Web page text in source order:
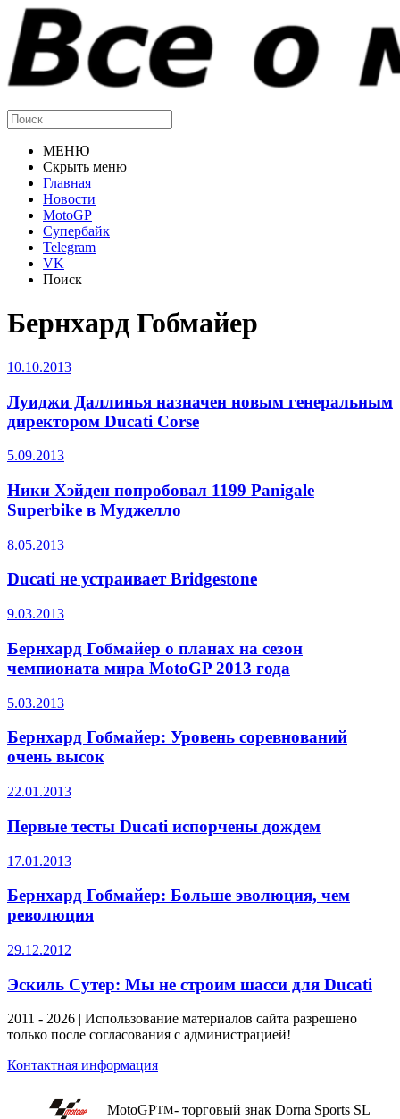
МЕНЮ
Скрыть меню
Главная
Новости
MotoGP
Супербайк
Telegram
VK
Поиск
Бернхард Гобмайер
10.10.2013
Луиджи Даллинья назначен новым генеральным
директором Ducati Corse
5.09.2013
Ники Хэйден попробовал 1199 Panigale
Superbike в Муджелло
8.05.2013
Ducati не устраивает Bridgestone
9.03.2013
Бернхард Гобмайер о планах на сезон
чемпионата мира MotoGP 2013 года
5.03.2013
Бернхард Гобмайер: Уровень соревнований
очень высок
22.01.2013
Первые тесты Ducati испорчены дождем
17.01.2013
Бернхард Гобмайер: Больше эволюция, чем
революция
29.12.2012
Эскиль Сутер: Мы не строим шасси для Ducati
2011 - 2026 | Использование материалов сайта разрешено
только после согласования с администрацией!
Контактная информация
MotoGPTM- торговый знак Dorna Sports SL